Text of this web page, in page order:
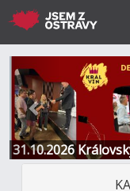
31.10.2026
Restaurace a Hotel
Předchozí